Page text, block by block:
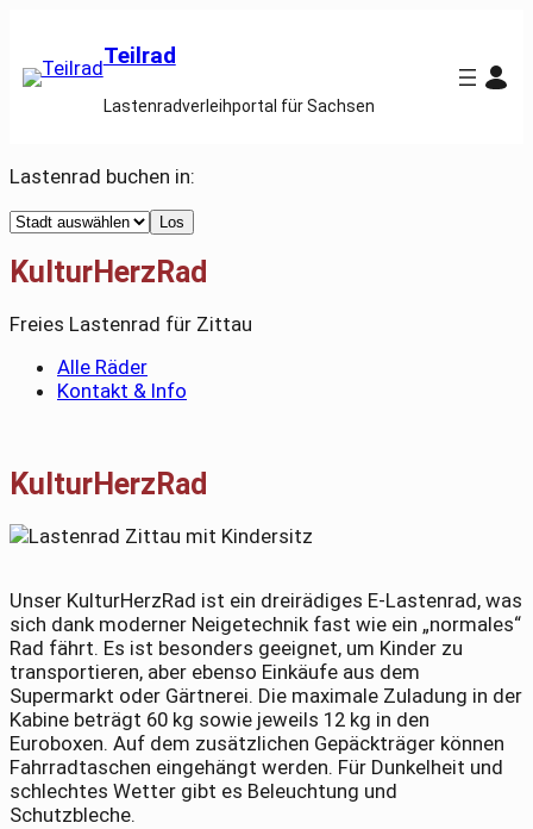
springen
Teilrad
Lastenradverleihportal für Sachsen
Lastenrad buchen in:
Select
city
Los
KulturHerzRad
Freies Lastenrad für Zittau
Alle Räder
Kontakt & Info
KulturHerzRad
Unser KulturHerzRad ist ein dreirädiges E-Lastenrad, was
sich dank moderner Neigetechnik fast wie ein „normales“
Rad fährt. Es ist besonders geeignet, um Kinder zu
transportieren, aber ebenso Einkäufe aus dem
Supermarkt oder Gärtnerei. Die maximale Zuladung in der
Kabine beträgt 60 kg sowie jeweils 12 kg in den
Euroboxen. Auf dem zusätzlichen Gepäckträger können
Fahrradtaschen eingehängt werden. Für Dunkelheit und
schlechtes Wetter gibt es Beleuchtung und
Schutzbleche.